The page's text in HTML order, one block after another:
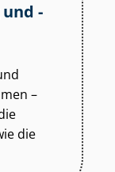
-
–
die